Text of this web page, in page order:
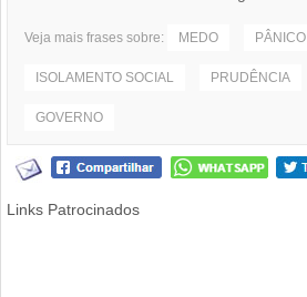
Veja mais frases sobre: MEDO PÂNICO
ISOLAMENTO SOCIAL PRUDÊNCIA
GOVERNO
Links Patrocinados